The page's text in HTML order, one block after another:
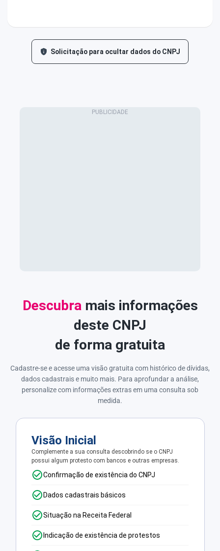
Solicitação para ocultar dados do CNPJ
Descubra mais informações
deste CNPJ
de forma gratuita
Cadastre-se e acesse uma visão gratuita com histórico de dívidas,
dados cadastrais e muito mais. Para aprofundar a análise,
personalize com informações extras em uma consulta sob
medida.
Visão Inicial
Complemente a sua consulta descobrindo se o CNPJ
possui algum protesto com bancos e outras empresas.
Confirmação de existência do CNPJ
Dados cadastrais básicos
Situação na Receita Federal
Indicação de existência de protestos